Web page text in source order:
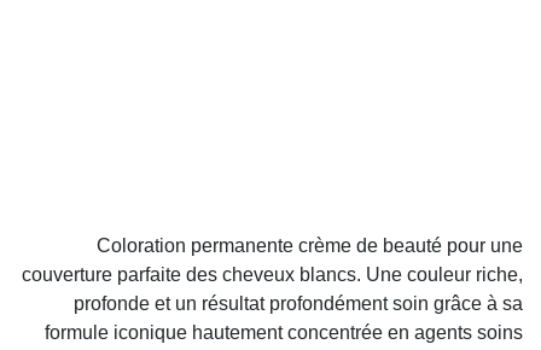
Coloration permanente crème de beauté pour une
couverture parfaite des cheveux blancs. Une couleur riche,
profonde et un résultat profondément soin grâce à sa
formule iconique hautement concentrée en agents soins